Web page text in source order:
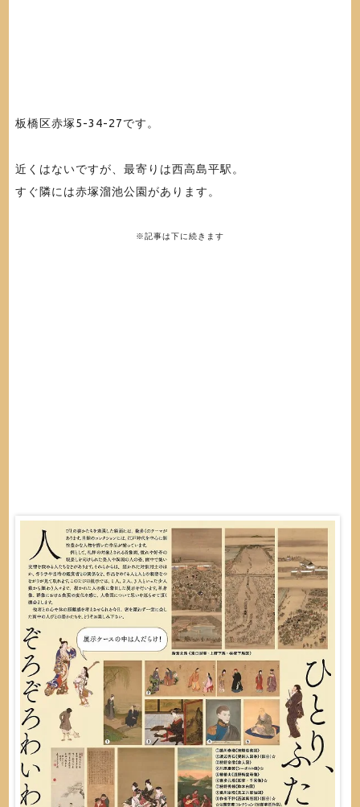
板橋区赤塚5-34-27です。
近くはないですが、最寄りは西高島平駅。
すぐ隣には赤塚溜池公園があります。
※記事は下に続きます